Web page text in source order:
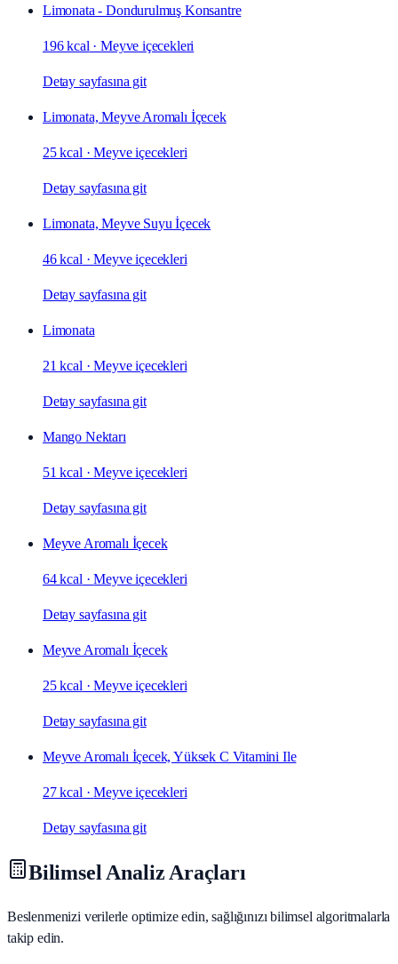
Limonata - Dondurulmuş Konsantre
196 kcal ·Meyve içecekleri
Detay sayfasına git
Limonata, Meyve Aromalı İçecek
25 kcal ·Meyve içecekleri
Detay sayfasına git
Limonata, Meyve Suyu İçecek
46 kcal ·Meyve içecekleri
Detay sayfasına git
Limonata
21 kcal ·Meyve içecekleri
Detay sayfasına git
Mango Nektarı
51 kcal ·Meyve içecekleri
Detay sayfasına git
Meyve Aromalı İçecek
64 kcal ·Meyve içecekleri
Detay sayfasına git
Meyve Aromalı İçecek
25 kcal ·Meyve içecekleri
Detay sayfasına git
Meyve Aromalı İçecek, Yüksek C Vitamini Ile
27 kcal ·Meyve içecekleri
Detay sayfasına git
Bilimsel Analiz Araçları
Beslenmenizi verilerle optimize edin, sağlığınızı bilimsel algoritmalarla
takip edin.